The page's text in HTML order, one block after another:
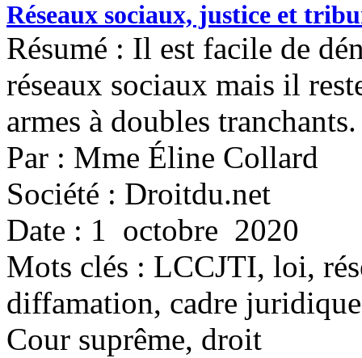
Réseaux sociaux, justice et
Résumé : Il est facile de
réseaux sociaux mais il
armes à doubles tranchants.
Par : Mme Éline Collard
Société : Droitdu.net
Date : 1 octobre 2020
Mots clés : LCCJTI, loi,
diffamation, cadre
Cour suprême, droit